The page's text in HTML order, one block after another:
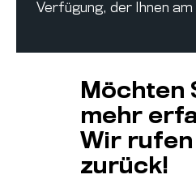
Verfügung, der Ihnen
Möchten
mehr
Wir rufen
zurück!